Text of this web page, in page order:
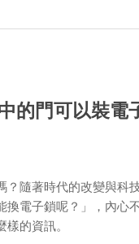
的門可以裝電
？隨著時代的改變與科
換電子鎖呢？」，內
的資訊。